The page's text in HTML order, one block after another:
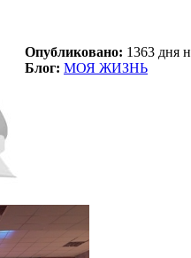
Опубликовано: 1363 дня
Блог: МОЯ ЖИЗНЬ